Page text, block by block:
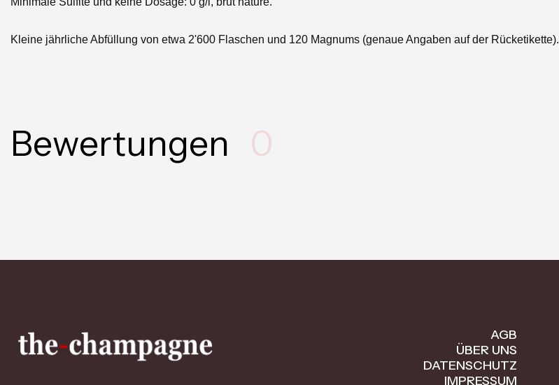
Kleine jährliche Abfüllung von etwa 2'600 Flaschen und 120 Magnums (genaue Angaben auf der Rücketikette).
Bewertungen 0
AGB
ÜBER UNS
DATENSCHUTZ
IMPRESSUM